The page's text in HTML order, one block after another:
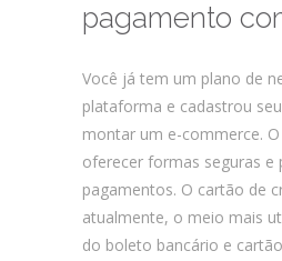
pagamento
Você já tem um plano de
plataforma e cadastrou
montar um e-commerce.
oferecer formas seguras e
pagamentos. O cartão de
atualmente, o meio mais
do boleto bancário e